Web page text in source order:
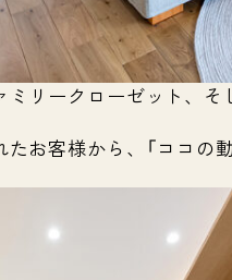
ミリークローゼット、
お客様から、「ココの